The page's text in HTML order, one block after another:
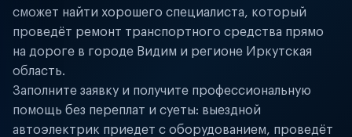
сможет найти хорошего специалиста, который
проведёт ремонт транспортного средства прямо
на дороге в городе Видим и регионе Иркутская
область.
Заполните заявку и получите профессиональную
помощь без переплат и суеты: выездной
автоэлектрик приедет с оборудованием, проведёт